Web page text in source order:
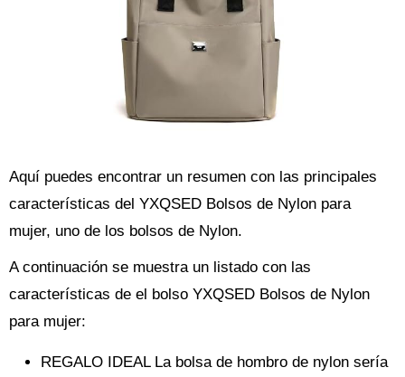
Aquí puedes encontrar un resumen con las principales
características del YXQSED Bolsos de Nylon para
mujer, uno de los bolsos de Nylon.
A continuación se muestra un listado con las
características de el bolso YXQSED Bolsos de Nylon
para mujer:
REGALO IDEAL La bolsa de hombro de nylon sería